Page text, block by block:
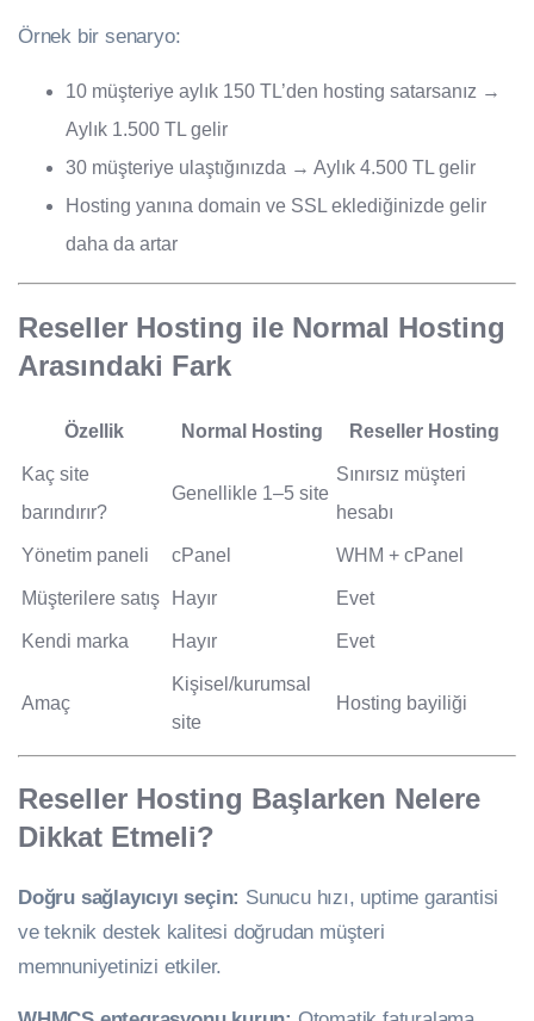
Örnek bir senaryo:
10 müşteriye aylık 150 TL’den hosting satarsanız →
Aylık 1.500 TL gelir
30 müşteriye ulaştığınızda → Aylık 4.500 TL gelir
Hosting yanına domain ve SSL eklediğinizde gelir
daha da artar
Reseller Hosting ile Normal Hosting
Arasındaki Fark
Özellik Normal Hosting Reseller Hosting
Kaç site
barındırır?
Genellikle 1–5 site
Sınırsız müşteri
hesabı
Yönetim paneli cPanel WHM + cPanel
Müşterilere satış Hayır Evet
Kendi marka Hayır Evet
Amaç
Kişisel/kurumsal
site
Hosting bayiliği
Reseller Hosting Başlarken Nelere
Dikkat Etmeli?
Doğru sağlayıcıyı seçin: Sunucu hızı, uptime garantisi
ve teknik destek kalitesi doğrudan müşteri
memnuniyetinizi etkiler.